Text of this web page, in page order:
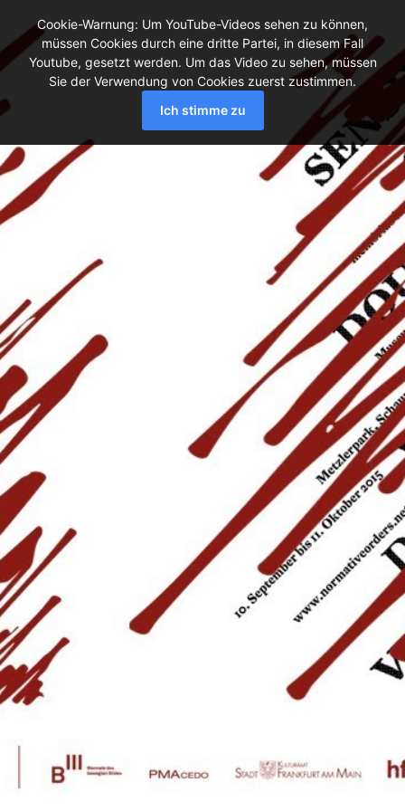
Cookie-Warnung: Um YouTube-Videos sehen zu können,
müssen Cookies durch eine dritte Partei, in diesem Fall
Youtube, gesetzt werden. Um das Video zu sehen, müssen
Sie der Verwendung von Cookies zuerst zustimmen.
Ich stimme zu